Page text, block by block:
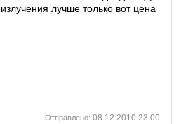
лучше только вот цена
Отправлено: 08.12.2010 23:00